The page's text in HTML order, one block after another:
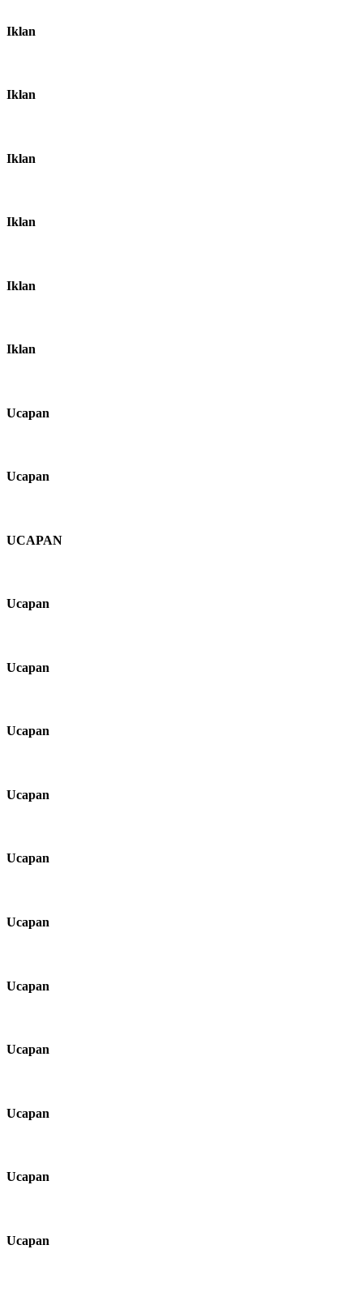
Iklan
Iklan
Iklan
Iklan
Iklan
Iklan
Ucapan
Ucapan
UCAPAN
Ucapan
Ucapan
Ucapan
Ucapan
Ucapan
Ucapan
Ucapan
Ucapan
Ucapan
Ucapan
Ucapan